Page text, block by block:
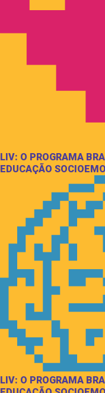
LIV: O PROGRAMA
EDUCAÇÃO
LIV: O PROGRAMA